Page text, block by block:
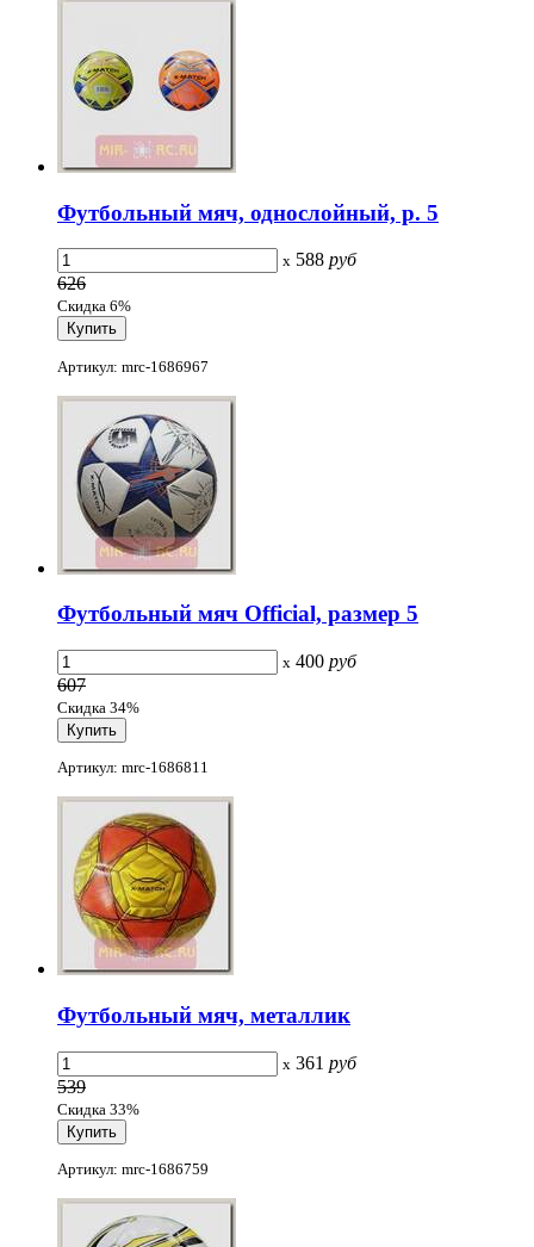
Футбольный мяч, однослойный, р. 5
x 588 руб
626
Скидка 6%
Артикул: mrc-1686967
Футбольный мяч Official, размер 5
x 400 руб
607
Скидка 34%
Артикул: mrc-1686811
Футбольный мяч, металлик
x 361 руб
539
Скидка 33%
Артикул: mrc-1686759